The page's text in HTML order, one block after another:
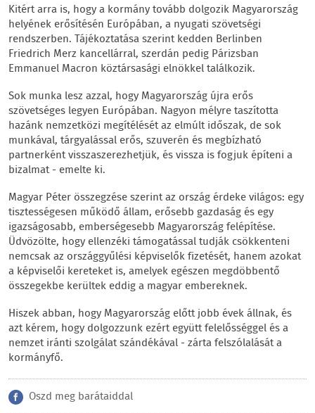
Kitért arra is, hogy a kormány tovább dolgozik Magyarország
helyének erősítésén Európában, a nyugati szövetségi
rendszerben. Tájékoztatása szerint kedden Berlinben
Friedrich Merz kancellárral, szerdán pedig Párizsban
Emmanuel Macron köztársasági elnökkel találkozik.
Sok munka lesz azzal, hogy Magyarország újra erős
szövetséges legyen Európában. Nagyon mélyre taszította
hazánk nemzetközi megítélését az elmúlt időszak, de sok
munkával, tárgyalással erős, szuverén és megbízható
partnerként visszaszerezhetjük, és vissza is fogjuk építeni a
bizalmat - emelte ki.
Magyar Péter összegzése szerint az ország érdeke világos: egy
tisztességesen működő állam, erősebb gazdaság és egy
igazságosabb, emberségesebb Magyarország felépítése.
Üdvözölte, hogy ellenzéki támogatással tudják csökkenteni
nemcsak az országgyűlési képviselők fizetését, hanem azokat
a képviselői kereteket is, amelyek egészen megdöbbentő
összegekbe kerültek eddig a magyar embereknek.
Hiszek abban, hogy Magyarország előtt jobb évek állnak, és
azt kérem, hogy dolgozzunk ezért együtt felelősséggel és a
nemzet iránti szolgálat szándékával - zárta felszólalását a
kormányfő.
Oszd meg barátaiddal